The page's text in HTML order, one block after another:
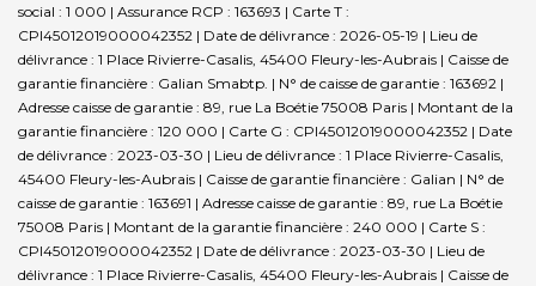
social : 1 000 | Assurance RCP : 163693 | Carte T :
CPI45012019000042352 | Date de délivrance : 2026-05-19 | Lieu de
délivrance : 1 Place Rivierre-Casalis, 45400 Fleury-les-Aubrais | Caisse de
garantie financière : Galian Smabtp. | N° de caisse de garantie : 163692 |
Adresse caisse de garantie : 89, rue La Boétie 75008 Paris | Montant de la
garantie financière : 120 000 | Carte G : CPI45012019000042352 | Date
de délivrance : 2023-03-30 | Lieu de délivrance : 1 Place Rivierre-Casalis,
45400 Fleury-les-Aubrais | Caisse de garantie financière : Galian | N° de
caisse de garantie : 163691 | Adresse caisse de garantie : 89, rue La Boétie
75008 Paris | Montant de la garantie financière : 240 000 | Carte S :
CPI45012019000042352 | Date de délivrance : 2023-03-30 | Lieu de
délivrance : 1 Place Rivierre-Casalis, 45400 Fleury-les-Aubrais | Caisse de